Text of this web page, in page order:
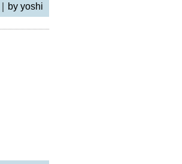
｜by yoshi